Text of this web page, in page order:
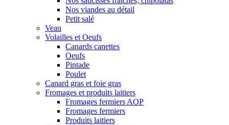
Nos viandes au détail
Petit salé
Veau
Volailles et Oeufs
Canards canettes
Oeufs
Pintade
Poulet
Canard gras et foie gras
Fromages et produits laitiers
Fromages fermiers AOP
Fromages fermiers
Produits laitiers